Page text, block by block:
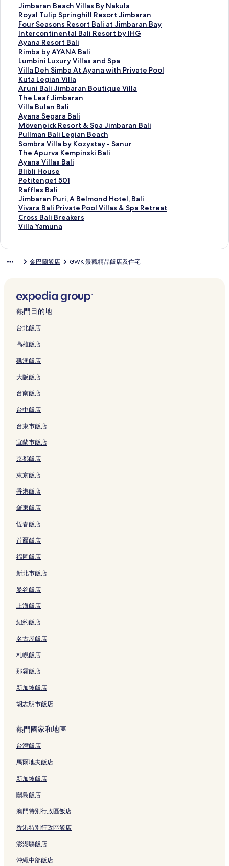
Jimbaran Beach Villas By Nakula
J
i
m
b
a
r
a
n
B
e
a
c
h
V
i
l
l
a
s
B
y
N
a
k
u
連
結
Royal Tulip Springhill Resort Jimbaran
R
o
y
a
l
T
u
l
i
p
S
p
r
i
n
g
h
i
l
l
R
e
s
o
m
r
a
n
的
結
Four Seasons Resort Bali at Jimbaran Bay
F
o
u
r
S
e
a
s
o
n
s
R
e
s
o
r
t
B
a
l
i
a
t
a
n
B
a
y
連
Intercontinental Bali Resort by IHG
I
n
t
e
r
c
o
n
t
i
n
e
n
t
a
l
B
a
l
i
R
e
b
H
G
的
連
Ayana Resort Bali
A
y
a
n
a
R
e
s
o
r
t
B
a
l
i
的
連
結
Rimba by AYANA Bali
R
i
m
b
a
b
y
A
Y
A
N
A
B
a
l
i
的
連
結
Lumbini Luxury Villas and Spa
L
u
m
b
i
n
i
L
u
x
u
r
y
V
i
l
l
a
s
p
連
結
Villa Deh Simba At Ayana with Private Pool
V
i
l
l
a
D
e
h
S
i
m
b
a
A
t
A
y
a
t
r
i
v
a
e
o
o
l
的
結
Kuta Legian Villa
K
u
t
a
L
e
g
i
a
n
V
i
l
l
a
的
連
Aruni Bali Jimbaran Boutique Villa
A
r
u
n
i
B
a
l
i
J
i
m
b
a
r
a
t
u
e
V
i
l
的
連
結
The Leaf Jimbaran
T
h
e
L
e
a
f
J
i
m
b
a
r
a
n
Villa Bulan Bali
V
i
l
l
a
B
u
l
a
n
B
a
l
i
Ayana Segara Bali
A
y
a
n
a
S
e
g
a
r
a
B
a
連
結
Mövenpick Resort & Spa Jimbaran Bali
M
ö
v
e
n
p
i
c
k
R
e
s
S
J
i
m
b
r
n
B
a
l
的
結
Pullman Bali Legian Beach
P
u
l
l
m
a
n
B
a
l
i
a
e
a
c
h
連
Sombra Villa by Kozystay - Sanur
S
o
m
b
r
a
V
i
l
l
o
s
t
a
y
S
n
u
r
的
結
The Apurva Kempinski Bali
T
h
e
A
p
u
r
v
a
i
k
i
B
a
i
連
結
Ayana Villas Bali
A
y
a
n
a
V
i
l
a
的
連
結
Blibli House
B
l
i
b
l
i
H
的
Petitenget 501
P
e
t
i
t
e
5
的
連
結
Raffles Bali
R
a
f
f
l
l
連
結
Jimbaran Puri, A Belmond Hotel, Bali
J
i
m
b
P
i
,
A
B
l
o
n
d
H
t
l
,
B
a
l
i
連
Vivara Bali Private Pool Villas & Spa Retreat
V
i
v
a
P
r
i
v
t
P
o
o
l
i
l
a
s
&
S
p
R
t
r
e
a
的
結
Cross Bali Breakers
C
r
a
B
r
e
a
e
s
的
連
結
Villa Yamuna
V
Y
u
n
a
的
結
金巴蘭飯店 GWK 景觀精品飯店及住宅
熱門目的地
台北飯店
高雄飯店
礁溪飯店
大阪飯店
台南飯店
台中飯店
台東市飯店
宜蘭市飯店
京都飯店
東京飯店
香港飯店
羅東飯店
恆春飯店
首爾飯店
福岡飯店
新北市飯店
曼谷飯店
上海飯店
紐約飯店
名古屋飯店
札幌飯店
那霸飯店
新加坡飯店
胡志明市飯店
熱門國家和地區
台灣飯店
馬爾地夫飯店
新加坡飯店
關島飯店
澳門特別行政區飯店
香港特別行政區飯店
澎湖縣飯店
沖繩中部飯店